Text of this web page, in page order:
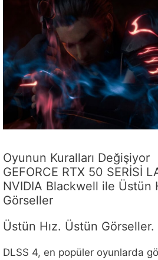
Oyunun Kuralları Değişiyor
GEFORCE RTX 50 SERİSİ
NVIDIA Blackwell ile Üstün
Görseller
Üstün Hız. Üstün Görseller.
DLSS 4, en popüler oyunlarda